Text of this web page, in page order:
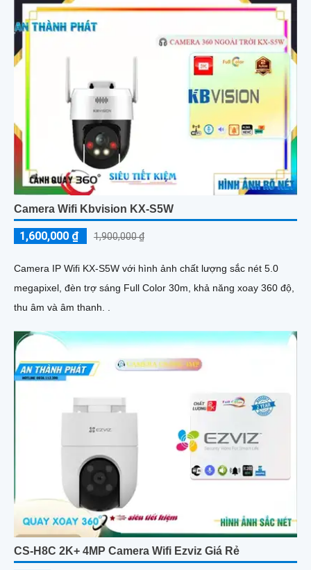
Camera Wifi Kbvision KX-S5W
1,600,000 ₫ 1,900,000 ₫
Camera IP Wifi KX-S5W với hình ảnh chất lượng sắc nét 5.0
megapixel, đèn trợ sáng Full Color 30m, khả năng xoay 360 độ,
thu âm và âm thanh. .
CS-H8C 2K+ 4MP Camera Wifi Ezviz Giá Rẻ